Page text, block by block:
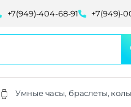
+7(949)-404-68-91 +7(949)-
Умные часы, браслеты,